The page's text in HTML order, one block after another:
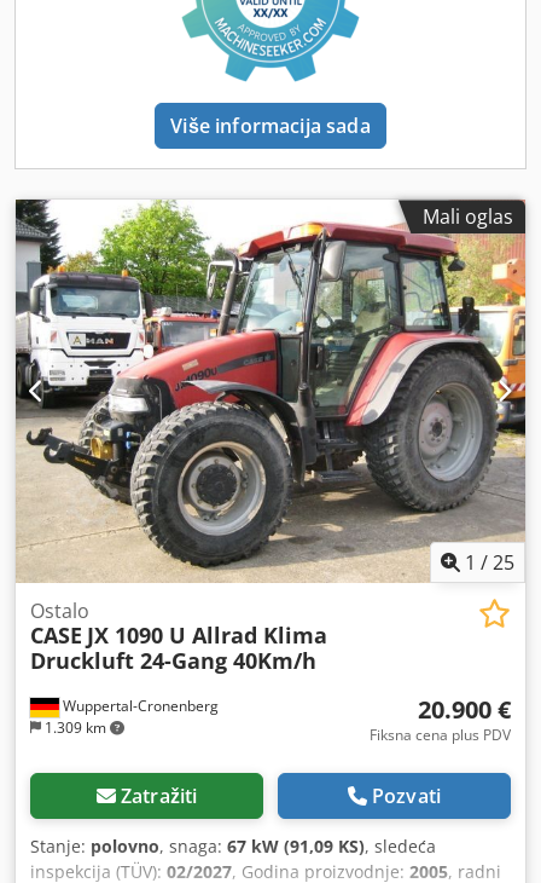
Više informacija sada
Mali oglas
1 /25
Wuppertal-Cronenberg
1.309 km
Ostalo
CASE JX 1090 U Allrad Klima
Druckluft 24-Gang 40Km/h
20.900 €
Fiksna cena plus PDV
Zatražiti Pozvati
Stanje: polovno, snaga: 67 kW (91,09 KS), sledeća
inspekcija (TÜV): 02/2027, Godina proizvodnje: 2005, radni